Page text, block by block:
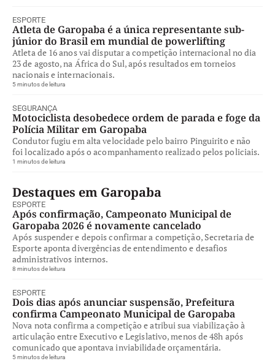
ESPORTE
Atleta de Garopaba é a única representante sub-
júnior do Brasil em mundial de powerlifting
Atleta de 16 anos vai disputar a competição internacional no dia
23 de agosto, na África do Sul, após resultados em torneios
nacionais e internacionais.
5 minutos de leitura
SEGURANÇA
Motociclista desobedece ordem de parada e foge da
Polícia Militar em Garopaba
Condutor fugiu em alta velocidade pelo bairro Pinguirito e não
foi localizado após o acompanhamento realizado pelos policiais.
1 minutos de leitura
Destaques em Garopaba
ESPORTE
Após confirmação, Campeonato Municipal de
Garopaba 2026 é novamente cancelado
Após suspender e depois confirmar a competição, Secretaria de
Esporte aponta divergências de entendimento e desafios
administrativos internos.
8 minutos de leitura
ESPORTE
Dois dias após anunciar suspensão, Prefeitura
confirma Campeonato Municipal de Garopaba
Nova nota confirma a competição e atribui sua viabilização à
articulação entre Executivo e Legislativo, menos de 48h após
comunicado que apontava inviabilidade orçamentária.
5 minutos de leitura